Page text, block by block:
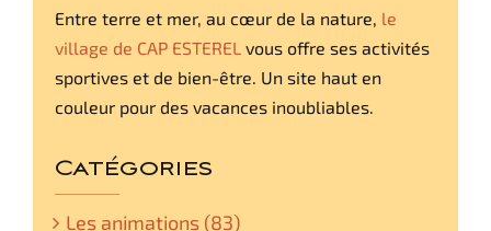
Entre terre et mer, au cœur de la nature, le
village de CAP ESTEREL vous offre ses activités
sportives et de bien-être. Un site haut en
couleur pour des vacances inoubliables.
Catégories
Les animations (83)